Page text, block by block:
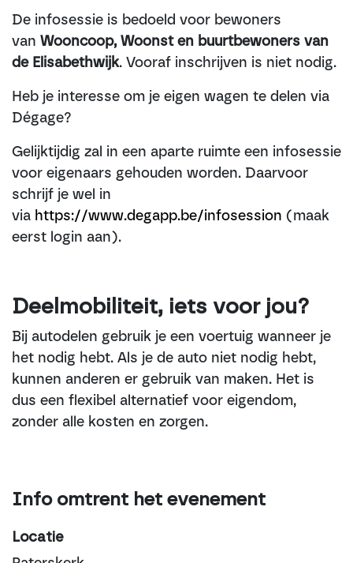
De infosessie is bedoeld voor bewoners
van Wooncoop, Woonst en buurtbewoners van
de Elisabethwijk. Vooraf inschrijven is niet nodig.
Heb je interesse om je eigen wagen te delen via
Dégage?
Gelijktijdig zal in een aparte ruimte een infosessie
voor eigenaars gehouden worden. Daarvoor
schrijf je wel in
via https://www.degapp.be/infosession (maak
eerst login aan).
Deelmobiliteit, iets voor jou?
Bij autodelen gebruik je een voertuig wanneer je
het nodig hebt. Als je de auto niet nodig hebt,
kunnen anderen er gebruik van maken. Het is
dus een flexibel alternatief voor eigendom,
zonder alle kosten en zorgen.
Info omtrent het evenement
Locatie